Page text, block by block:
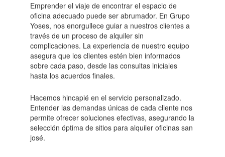
Emprender el viaje de encontrar el espacio de
oficina adecuado puede ser abrumador. En Grupo
Yoses, nos enorgullece guiar a nuestros clientes a
través de un proceso de alquiler sin
complicaciones. La experiencia de nuestro equipo
asegura que los clientes estén bien informados
sobre cada paso, desde las consultas iniciales
hasta los acuerdos finales.
Hacemos hincapié en el servicio personalizado.
Entender las demandas únicas de cada cliente nos
permite ofrecer soluciones efectivas, asegurando la
selección óptima de sitios para alquiler oficinas san
josé.